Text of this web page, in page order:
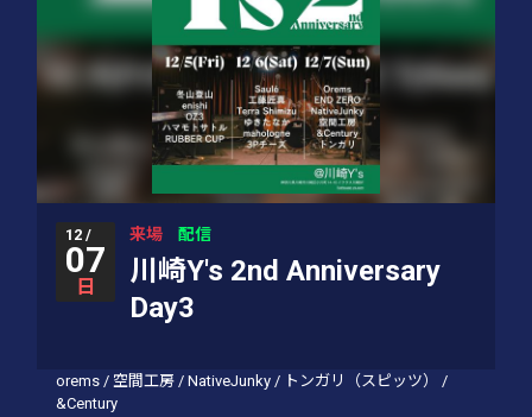
12 /
07
日
来場 配信
川崎Y's 2nd Anniversary
Day3
orems / 空間工房 / NativeJunky / トンガリ（スピッツ）
/
&Century